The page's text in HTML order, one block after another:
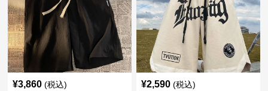
¥3,860 (税込) ¥2,590 (税込)